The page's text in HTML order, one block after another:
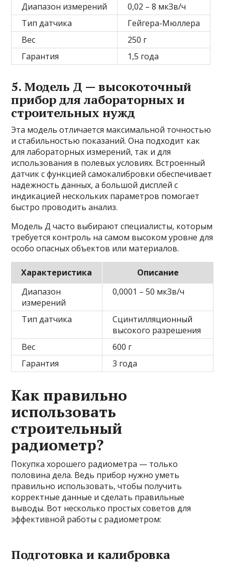
Диапазон измерений
0,02 – 8 мкЗв/ч
Тип датчика
Гейгера-Мюллера
Вес
250 г
Гарантия
1,5 года
5. Модель Д — высокоточный
прибор для лабораторных и
строительных нужд
Эта модель отличается максимальной точностью
и стабильностью показаний. Она подходит как
для лабораторных измерений, так и для
использования в полевых условиях. Встроенный
датчик с функцией самокалибровки обеспечивает
надежность данных, а большой дисплей с
индикацией нескольких параметров помогает
быстро проводить анализ.
Модель Д часто выбирают специалисты, которым
требуется контроль на самом высоком уровне для
особо опасных объектов или материалов.
Характеристика
Описание
Диапазон
измерений
0,0001 – 50 мкЗв/ч
Тип датчика
Сцинтилляционный
высокого разрешения
Вес
600 г
Гарантия
3 года
Как правильно
использовать
строительный
радиометр?
Покупка хорошего радиометра — только
половина дела. Ведь прибор нужно уметь
правильно использовать, чтобы получить
корректные данные и сделать правильные
выводы. Вот несколько простых советов для
эффективной работы с радиометром:
Подготовка и калибровка